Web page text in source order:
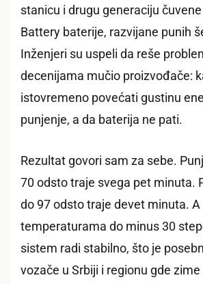
stanicu i drugu generaciju čuvene
Battery baterije, razvijane punih
Inženjeri su uspeli da reše
decenijama mučio proizvođače:
istovremeno povećati gustinu
punjenje, a da baterija ne pati.
Rezultat govori sam za sebe.
70 odsto traje svega pet minuta.
do 97 odsto traje devet minuta. A
temperaturama do minus 30
sistem radi stabilno, što je
vozače u Srbiji i regionu gde